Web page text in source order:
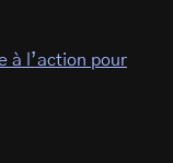
à l’action pour